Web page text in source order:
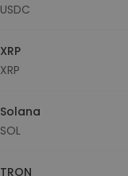
USDC
XRP
XRP
Solana
SOL
TRON